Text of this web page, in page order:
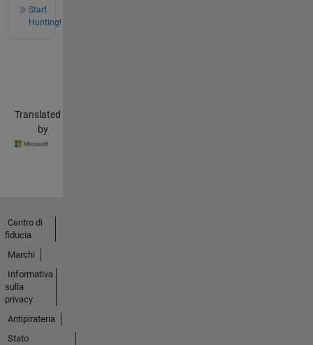
Start
Hunting!
Translated
by
Centro di
fiducia
Marchi
Informativa
sulla
privacy
Antipirateria
Stato